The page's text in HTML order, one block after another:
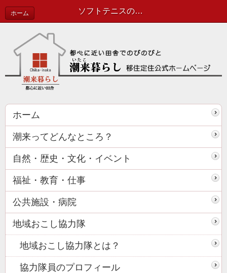
ソフトテニスの大会に出場してきました！ | 協力隊活動報告
ホーム
ホーム
潮来ってどんなところ？
自然・歴史・文化・イベント
福祉・教育・仕事
公共施設・病院
地域おこし協力隊
地域おこし協力隊とは？
協力隊員のプロフィール